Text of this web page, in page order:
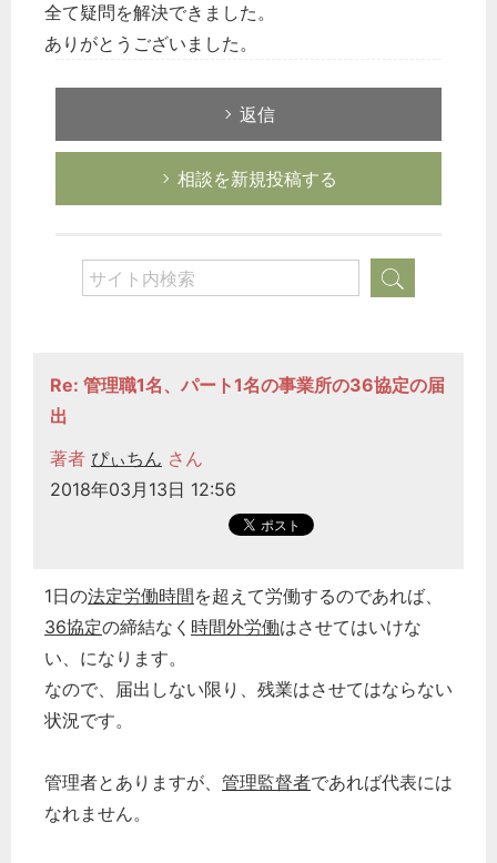
全て疑問を解決できました。
ありがとうございました。
返信
相談を新規投稿する
Re: 管理職1名、パート1名の事業所の36協定の届
出
著者 ぴぃちん さん
2018年03月13日 12:56
1日の法定労働時間を超えて労働するのであれば、
36協定の締結なく 時間外労働はさせてはいけな
い、になります。
なので、届出しない限り、残業はさせてはならない
状況です。
管理者とありますが、 管理監督者であれば代表には
なれません。